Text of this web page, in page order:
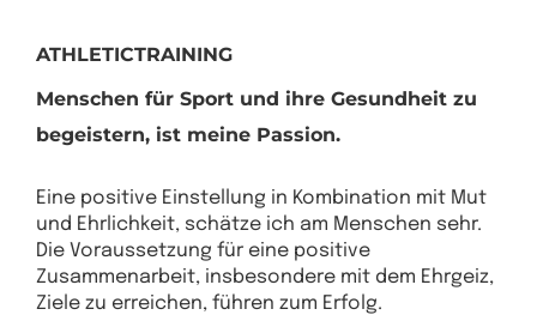
ATHLETICTRAINING
Menschen für Sport und ihre Gesundheit zu
begeistern, ist meine Passion.
Eine positive Einstellung in Kombination mit Mut
und Ehrlichkeit, schätze ich am Menschen sehr.
Die Voraussetzung für eine positive
Zusammenarbeit, insbesondere mit dem Ehrgeiz,
Ziele zu erreichen, führen zum Erfolg.